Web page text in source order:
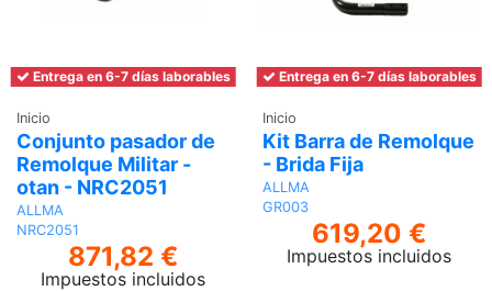
Entrega en 6-7 días laborables
Inicio
Conjunto pasador de
Remolque Militar -
otan - NRC2051
ALLMA
NRC2051
871,82 €
Impuestos incluidos
Entrega en 6-7 días laborables
Inicio
Kit Barra de Remolque
- Brida Fija
ALLMA
GR003
619,20 €
Impuestos incluidos